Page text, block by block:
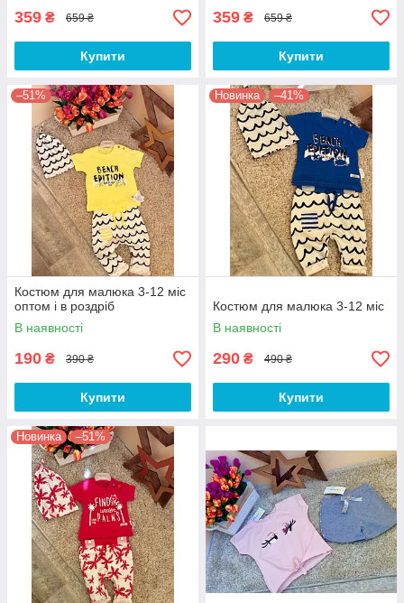
359 ₴ 659 ₴
Купити
359 ₴ 659 ₴
Купити
–51%
Костюм для малюка 3-12 міс
оптом і в роздріб
В наявності
190 ₴ 390 ₴
Купити
Новинка –41%
Костюм для малюка 3-12 міс
В наявності
290 ₴ 490 ₴
Купити
Новинка –51%